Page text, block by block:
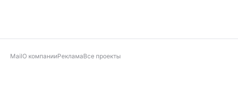
MailО компанииРекламаВсе проекты